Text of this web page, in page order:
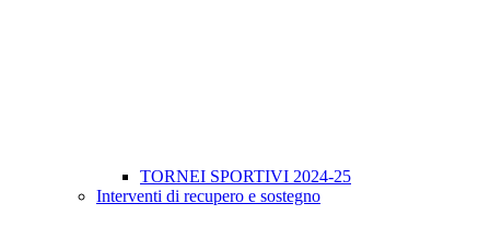
TORNEI SPORTIVI 2024-25
Interventi di recupero e sostegno